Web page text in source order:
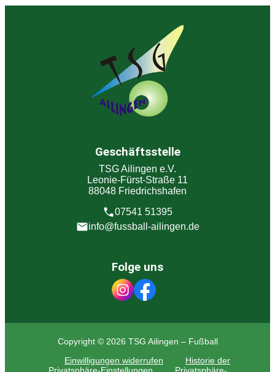
Geschäftsstelle
TSG Ailingen e.V.
Leonie-Fürst-Straße 11
88048 Friedrichshafen
07541 51395
info@fussball-ailingen.de
Folge uns
Copyright © 2026 TSG Ailingen – Fußball
Einwilligungen widerrufen
Historie der